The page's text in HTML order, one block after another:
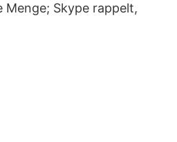
Menge; Skype rappelt,